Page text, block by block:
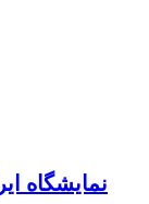
نمایشگاه